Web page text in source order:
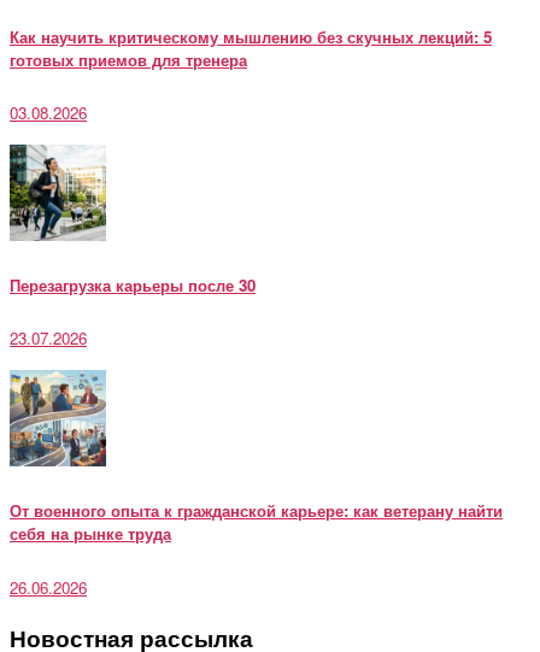
Как научить критическому мышлению без скучных лекций: 5
готовых приемов для тренера
03.08.2026
Перезагрузка карьеры после 30
23.07.2026
От военного опыта к гражданской карьере: как ветерану найти
себя на рынке труда
26.06.2026
Новостная рассылка